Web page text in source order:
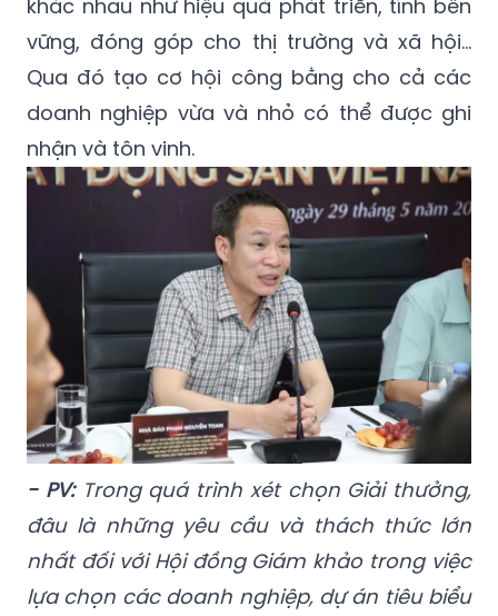
khác nhau như hiệu quả phát triển, tính bền
vững, đóng góp cho thị trường và xã hội…
Qua đó tạo cơ hội công bằng cho cả các
doanh nghiệp vừa và nhỏ có thể được ghi
nhận và tôn vinh.
- PV: Trong quá trình xét chọn Giải thưởng,
đâu là những yêu cầu và thách thức lớn
nhất đối với Hội đồng Giám khảo trong việc
lựa chọn các doanh nghiệp, dự án tiêu biểu